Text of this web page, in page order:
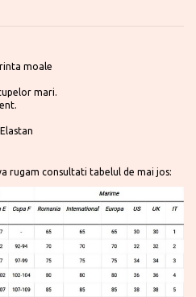
moale
mari.
rugam consultati tabelul de mai jos: